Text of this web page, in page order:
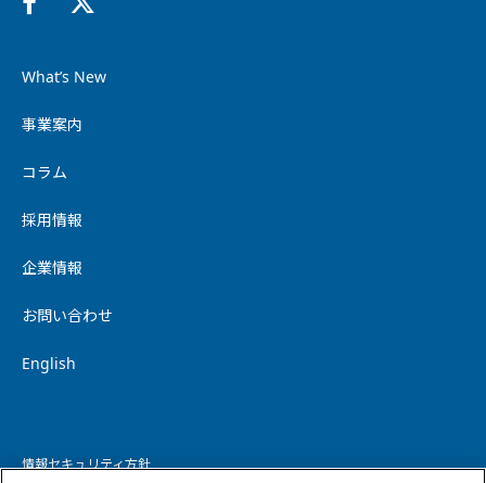
What’s New
事業案内
コラム
採用情報
企業情報
お問い合わせ
English
情報セキュリティ方針